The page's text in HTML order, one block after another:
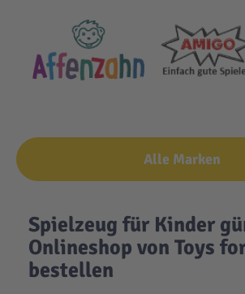
Alle Marken
Spielzeug für Kinder
Onlineshop von Toys
bestellen